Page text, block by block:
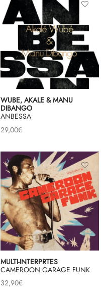
WUBE, AKALE & MANU
DIBANGO
ANBESSA
29,00€
MULTI-INTERPRTES
CAMEROON GARAGE FUNK
32,90€